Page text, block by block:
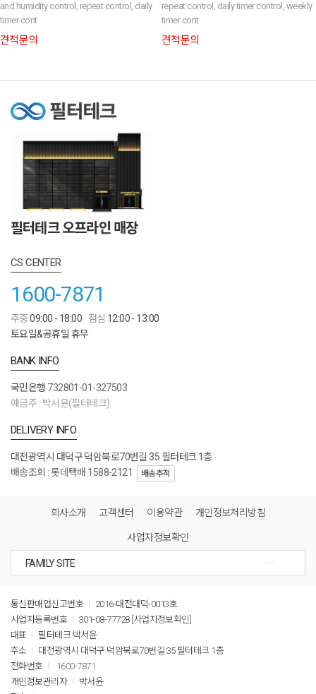
and humidity control, repeat control, daily
timer cont
견적문의
repeat control, daily timer control, weekly
timer cont
견적문의
필터테크 오프라인 매장
CS CENTER
1600-7871
주중09:00 - 18:00 점심 12:00 - 13:00
토요일&공휴일 휴무
BANK INFO
국민은행 732801-01-327503
예금주 : 박서윤(필터테크)
DELIVERY INFO
대전광역시 대덕구 덕암북로70번길 35 필터테크 1층
배송조회 : 롯데택배 1588-2121
배송추적
회사소개 고객센터 이용약관 개인정보처리방침
사업자정보확인
통신판매업신고번호
2016-대전대덕-0013호
사업자등록번호
301-08-77728 [사업자정보확인]
대표
필터테크 박서윤
주소
대전광역시 대덕구 덕암북로70번길 35 필터테크 1층
전화번호
1600-7871
개인정보관리자
박서윤